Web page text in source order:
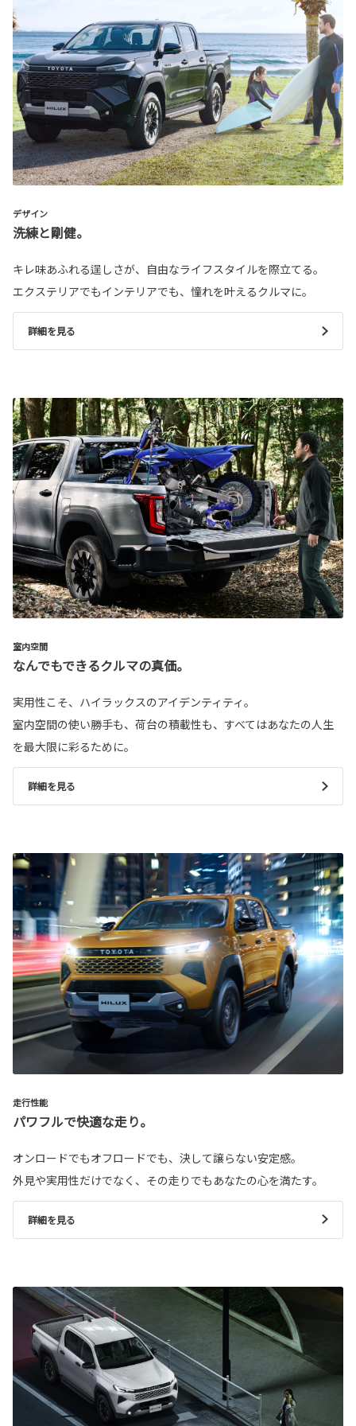
デザイン
洗練と剛健。
キレ味あふれる逞しさが、自由なライフスタイルを際立てる。
エクステリアでもインテリアでも、憧れを叶えるクルマに。
詳細を見る
室内空間
なんでもできるクルマの真価。
実用性こそ、ハイラックスのアイデンティティ。
室内空間の使い勝手も、荷台の積載性も、すべてはあなたの人生
を最大限に彩るために。
詳細を見る
走行性能
パワフルで快適な走り。
オンロードでもオフロードでも、決して譲らない安定感。
外見や実用性だけでなく、その走りでもあなたの心を満たす。
詳細を見る